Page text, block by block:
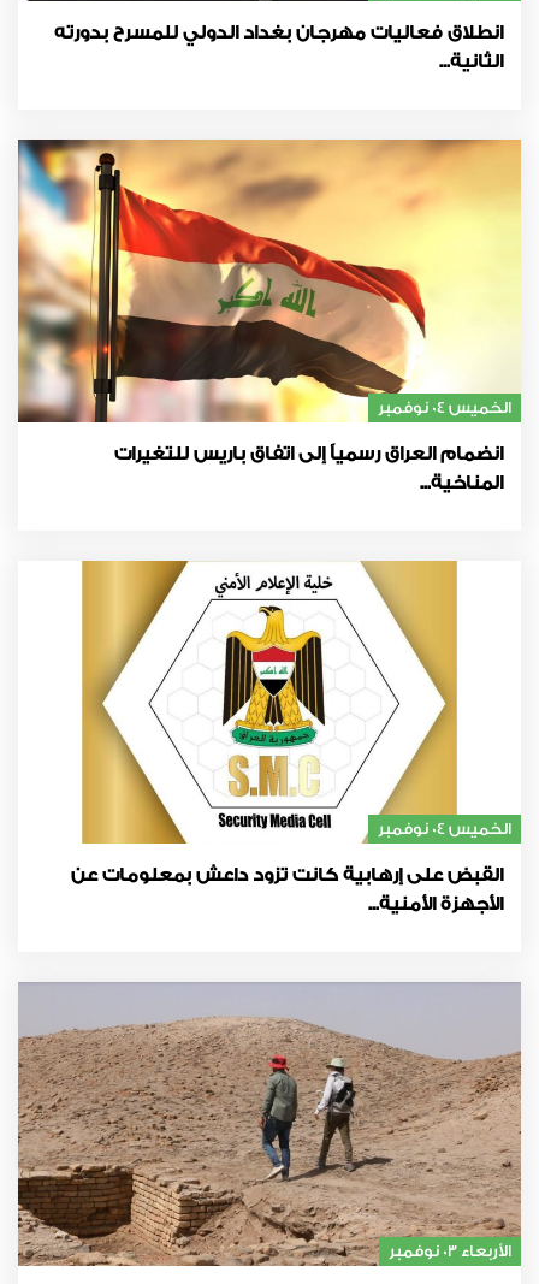
انطلاق فعاليات مهرجان بغداد الدولي للمسرح بدورته
الثانية...
الخميس 04 نوفمبر
انضمام العراق رسمياً إلى اتفاق باريس للتغيرات
المناخية...
الخميس 04 نوفمبر
القبض على إرهابية كانت تزود داعش بمعلومات عن
الأجهزة الأمنية...
الأربعاء 03 نوفمبر